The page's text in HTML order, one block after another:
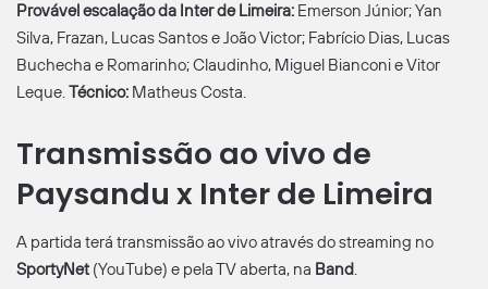
Provável escalação da Inter de Limeira: Emerson Júnior; Yan
Silva, Frazan, Lucas Santos e João Victor; Fabrício Dias, Lucas
Buchecha e Romarinho; Claudinho, Miguel Bianconi e Vitor
Leque.Técnico: Matheus Costa.
Transmissão ao vivo de
Paysandu x Inter de Limeira
A partida terá transmissão ao vivo através do streaming no
SportyNet (YouTube) e pela TV aberta, na Band.